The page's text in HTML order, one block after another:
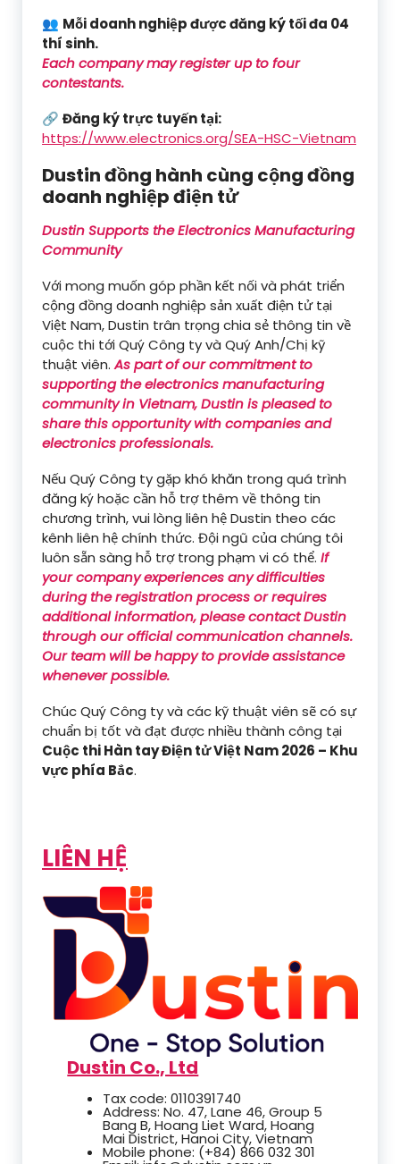
👥 Mỗi doanh nghiệp được đăng ký tối đa 04
thí sinh.
Each company may register up to four
contestants.
🔗 Đăng ký trực tuyến tại:
https://www.electronics.org/SEA-HSC-Vietnam
Dustin đồng hành cùng cộng đồng
doanh nghiệp điện tử
Dustin Supports the Electronics Manufacturing
Community
Với mong muốn góp phần kết nối và phát triển
cộng đồng doanh nghiệp sản xuất điện tử tại
Việt Nam, Dustin trân trọng chia sẻ thông tin về
cuộc thi tới Quý Công ty và Quý Anh/Chị kỹ
thuật viên.As part of our commitment to
supporting the electronics manufacturing
community in Vietnam, Dustin is pleased to
share this opportunity with companies and
electronics professionals.
Nếu Quý Công ty gặp khó khăn trong quá trình
đăng ký hoặc cần hỗ trợ thêm về thông tin
chương trình, vui lòng liên hệ Dustin theo các
kênh liên hệ chính thức. Đội ngũ của chúng tôi
luôn sẵn sàng hỗ trợ trong phạm vi có thể. If
your company experiences any difficulties
during the registration process or requires
additional information, please contact Dustin
through our official communication channels.
Our team will be happy to provide assistance
whenever possible.
Chúc Quý Công ty và các kỹ thuật viên sẽ có sự
chuẩn bị tốt và đạt được nhiều thành công tại
Cuộc thi Hàn tay Điện tử Việt Nam 2026 – Khu
vực phía Bắc.
LIÊN HỆ
Dustin Co., Ltd
Tax code: 0110391740
Address: No. 47, Lane 46, Group 5
Bang B, Hoang Liet Ward, Hoang
Mai District, Hanoi City, Vietnam
Mobile phone: (+84) 866 032 301